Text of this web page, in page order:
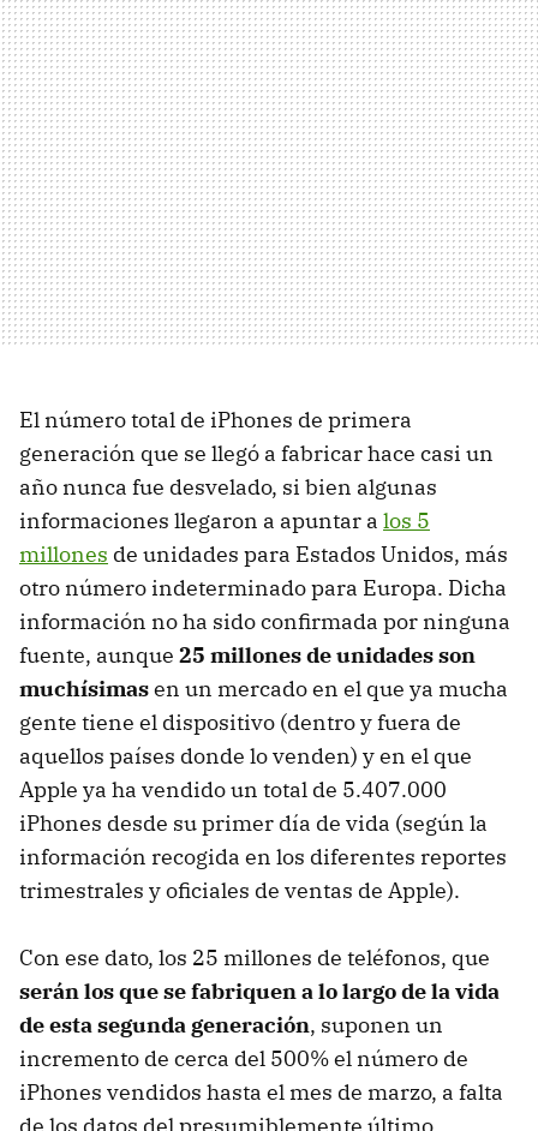
El número total de iPhones de primera
generación que se llegó a fabricar hace casi un
año nunca fue desvelado, si bien algunas
informaciones llegaron a apuntar a los 5
millones de unidades para Estados Unidos, más
otro número indeterminado para Europa. Dicha
información no ha sido confirmada por ninguna
fuente, aunque 25 millones de unidades son
muchísimasen un mercado en el que ya mucha
gente tiene el dispositivo (dentro y fuera de
aquellos países donde lo venden) y en el que
Apple ya ha vendido un total de 5.407.000
iPhones desde su primer día de vida (según la
información recogida en los diferentes reportes
trimestrales y oficiales de ventas de Apple).
Con ese dato, los 25 millones de teléfonos, que
serán los que se fabriquen a lo largo de la vida
de esta segunda generación, suponen un
incremento de cerca del 500% el número de
iPhones vendidos hasta el mes de marzo, a falta